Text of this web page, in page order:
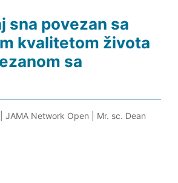
sna povezan sa
kvalitetom života
sa
JAMA Network Open
Mr. sc. Dean